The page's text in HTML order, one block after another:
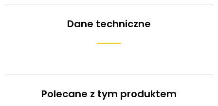
Dane techniczne
Polecane z tym produktem